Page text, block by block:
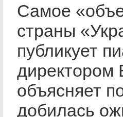
Самое
страны
публикует
директором
объясняет
добилась